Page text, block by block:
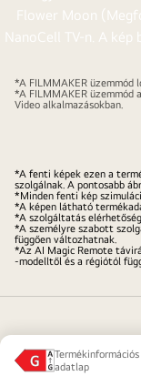
Termékinformációs
adatlap
*A FILMMAKER üzemmód
*A FILMMAKER üzemmód
Video alkalmazásokban.
*A fenti képek ezen a
szolgálnak. A pontosabb
*Minden fenti kép
*A képen látható
*A szolgáltatás
*A személyre szabott
függően változhatnak.
*Az AI Magic Remote
-modelltől és a régiótól